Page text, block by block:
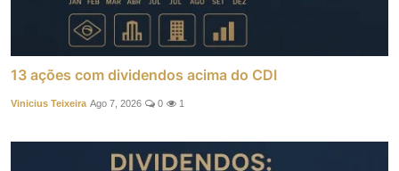
13 ações com dividendos acima do CDI
Vinicius Teixeira Ago 7, 2026 0 1